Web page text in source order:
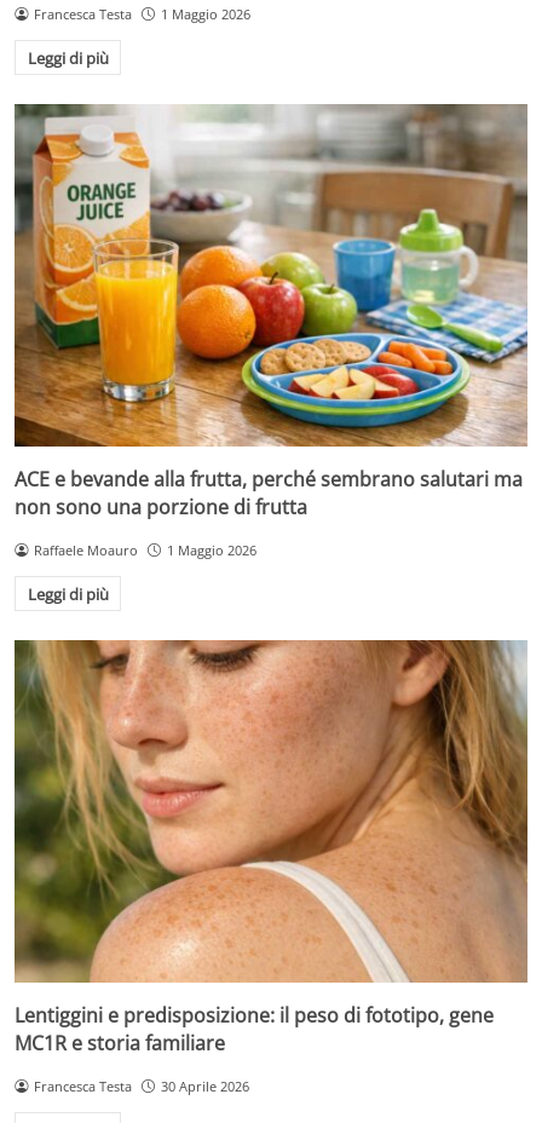
Francesca Testa 1 Maggio 2026
Leggi di più
ACE e bevande alla frutta, perché sembrano salutari ma
non sono una porzione di frutta
Raffaele Moauro 1 Maggio 2026
Leggi di più
Lentiggini e predisposizione: il peso di fototipo, gene
MC1R e storia familiare
Francesca Testa 30 Aprile 2026